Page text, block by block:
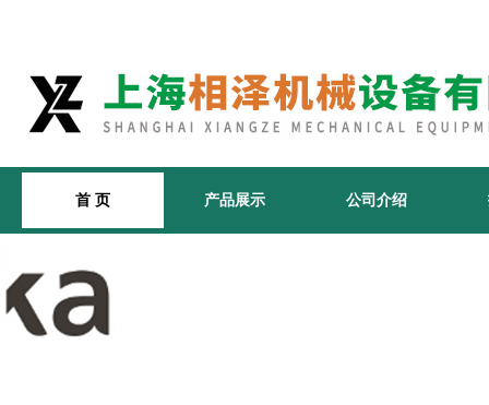
首 页 产品展示 公司介绍